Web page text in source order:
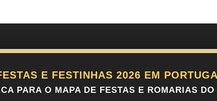
E FESTINHAS 2026 EM
PARA O MAPA DE FESTAS E ROMARIAS DO
do Bill em 2026